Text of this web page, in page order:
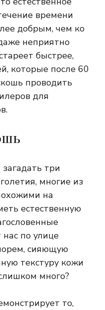
времени
добрым, чем ко
неприятно
быстрее,
которые после 60
проводить
для
три
многие из
на
естественную
нас по улице
сияющую
текстуру кожи
много?
то,